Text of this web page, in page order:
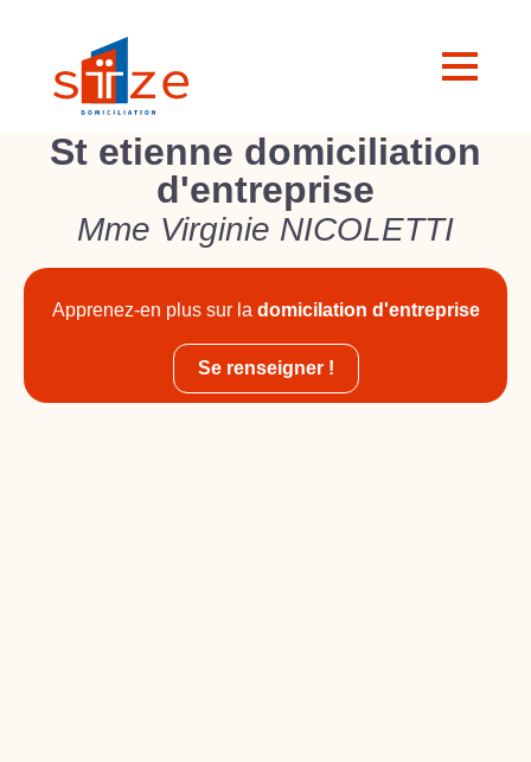
St etienne domiciliation
d'entreprise
Mme Virginie NICOLETTI
Apprenez-en plus sur la domicilation d'entreprise
Se renseigner !